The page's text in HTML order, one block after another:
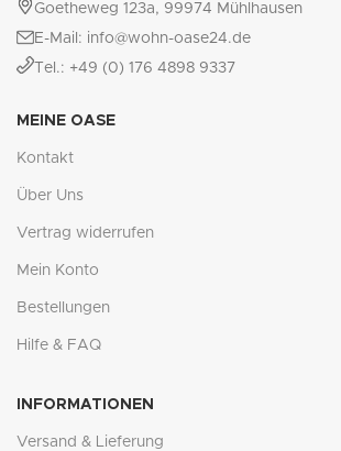
Goetheweg 123a, 99974 Mühlhausen
E-Mail: info@wohn-oase24.de
Tel.: +49 (0) 176 4898 9337
MEINE OASE
Kontakt
Über Uns
Vertrag widerrufen
Mein Konto
Bestellungen
Hilfe & FAQ
INFORMATIONEN
Versand & Lieferung